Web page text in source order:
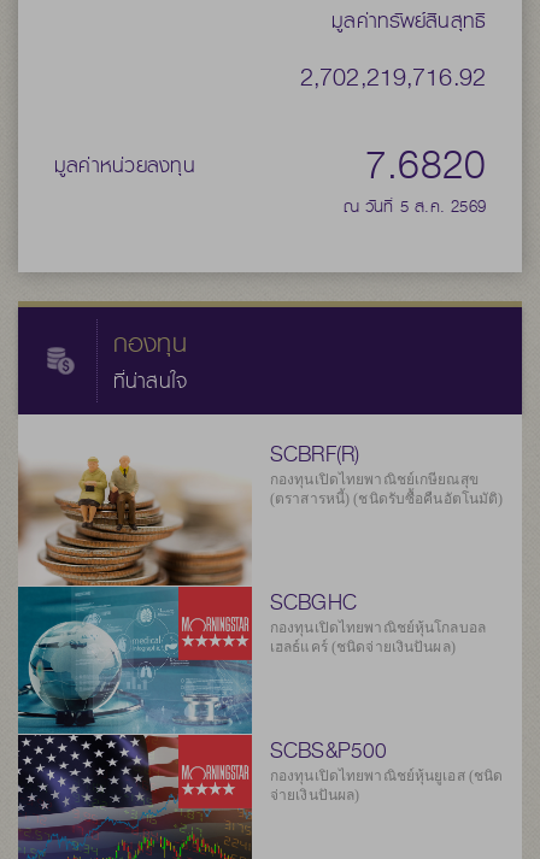
มูลค่าทรัพย์สินสุทธิ
2,702,219,716.92
มูลค่าหน่วยลงทุน 7.6820
ณ วันที่ 5 ส.ค. 2569
กองทุน
ที่น่าสนใจ
SCBRF(R)
กองทุนเปิดไทยพาณิชย์เกษียณสุข
(ตราสารหนี้) (ชนิดรับซื้อคืนอัตโนมัติ)
SCBGHC
กองทุนเปิดไทยพาณิชย์หุ้นโกลบอล
เฮลธ์แคร์ (ชนิดจ่ายเงินปันผล)
SCBS&P500
กองทุนเปิดไทยพาณิชย์หุ้นยูเอส (ชนิด
จ่ายเงินปันผล)